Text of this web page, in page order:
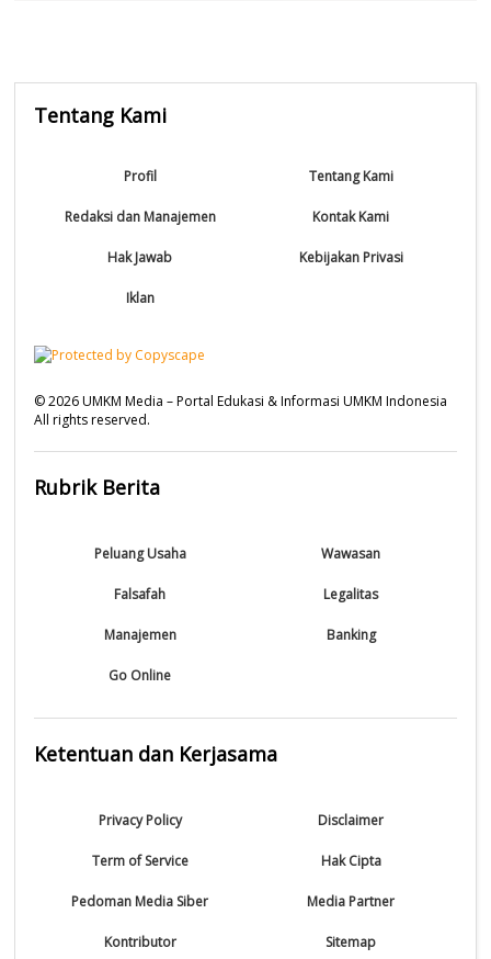
Tentang Kami
Profil Tentang Kami
Redaksi dan Manajemen Kontak Kami
Hak Jawab Kebijakan Privasi
Iklan
©2026UMKM Media – Portal Edukasi & Informasi UMKM Indonesia
All rights reserved.
Rubrik Berita
Peluang Usaha Wawasan
Falsafah Legalitas
Manajemen Banking
Go Online
Ketentuan dan Kerjasama
Privacy Policy Disclaimer
Term of Service Hak Cipta
Pedoman Media Siber Media Partner
Kontributor Sitemap